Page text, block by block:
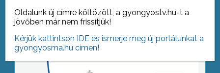
Tovább az archívumra
Oldalunk új címre költözött, a gyongyostv.hu-t a
jövőben már nem frissítjük!
Kérjük kattintson IDE és ismerje meg új portálunkat a
gyongyosma.hu címen!